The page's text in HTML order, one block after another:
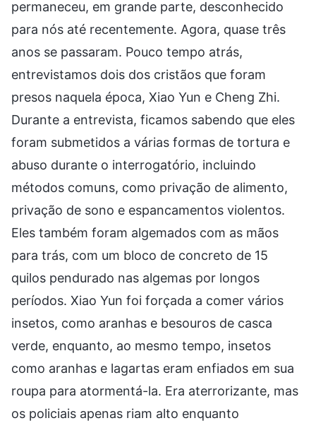
permaneceu, em grande parte, desconhecido
para nós até recentemente. Agora, quase três
anos se passaram. Pouco tempo atrás,
entrevistamos dois dos cristãos que foram
presos naquela época, Xiao Yun e Cheng Zhi.
Durante a entrevista, ficamos sabendo que eles
foram submetidos a várias formas de tortura e
abuso durante o interrogatório, incluindo
métodos comuns, como privação de alimento,
privação de sono e espancamentos violentos.
Eles também foram algemados com as mãos
para trás, com um bloco de concreto de 15
quilos pendurado nas algemas por longos
períodos. Xiao Yun foi forçada a comer vários
insetos, como aranhas e besouros de casca
verde, enquanto, ao mesmo tempo, insetos
como aranhas e lagartas eram enfiados em sua
roupa para atormentá-la. Era aterrorizante, mas
os policiais apenas riam alto enquanto